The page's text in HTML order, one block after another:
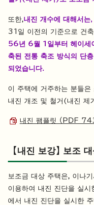
또한,내진 개수에 대해서는,
31일 이전의 기준으로 건
56년 6월 1일부터 헤이세
축된 전통 축조 방식의 단
되었습니다.
이 주택에 거주하는 분들은
내진 개조 및 철거(내진 제
내진 팸플릿 （PDF
【내진 보강】 보조
보조금 대상 주택은, 이나
이용하여 내진 진단을 실
에서 내진 진단을 실시한